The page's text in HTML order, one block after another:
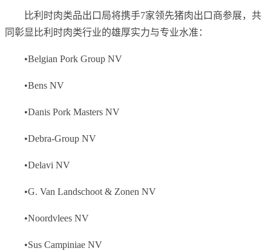
比利时肉类品出口局将携手7家领先猪肉出口商参展，共
同彰显比利时肉类行业的雄厚实力与专业水准：
•Belgian Pork Group NV
•Bens NV
•Danis Pork Masters NV
•Debra-Group NV
•Delavi NV
•G. Van Landschoot & Zonen NV
•Noordvlees NV
•Sus Campiniae NV